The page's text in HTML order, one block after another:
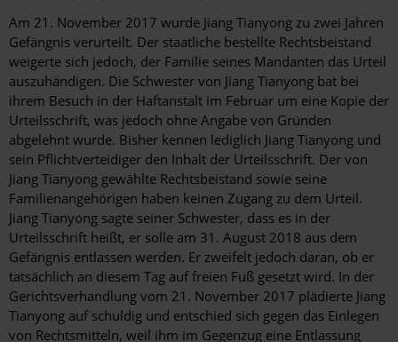
Am 21. November 2017 wurde Jiang Tianyong zu zwei Jahren
Gefängnis verurteilt. Der staatliche bestellte Rechtsbeistand
weigerte sich jedoch, der Familie seines Mandanten das Urteil
auszuhändigen. Die Schwester von Jiang Tianyong bat bei
ihrem Besuch in der Haftanstalt im Februar um eine Kopie der
Urteilsschrift, was jedoch ohne Angabe von Gründen
abgelehnt wurde. Bisher kennen lediglich Jiang Tianyong und
sein Pflichtverteidiger den Inhalt der Urteilsschrift. Der von
Jiang Tianyong gewählte Rechtsbeistand sowie seine
Familienangehörigen haben keinen Zugang zu dem Urteil.
Jiang Tianyong sagte seiner Schwester, dass es in der
Urteilsschrift heißt, er solle am 31. August 2018 aus dem
Gefängnis entlassen werden. Er zweifelt jedoch daran, ob er
tatsächlich an diesem Tag auf freien Fuß gesetzt wird. In der
Gerichtsverhandlung vom 21. November 2017 plädierte Jiang
Tianyong auf schuldig und entschied sich gegen das Einlegen
von Rechtsmitteln, weil ihm im Gegenzug eine Entlassung